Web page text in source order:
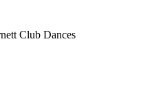
Club Dances